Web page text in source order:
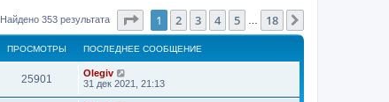
Найдено 353 результата Страница1 из 18
1 2 3 4 5 18
ПРОСМОТРЫ ПОСЛЕДНЕЕ СООБЩЕНИЕ
25901
Olegiv
31 дек 2021, 21:13